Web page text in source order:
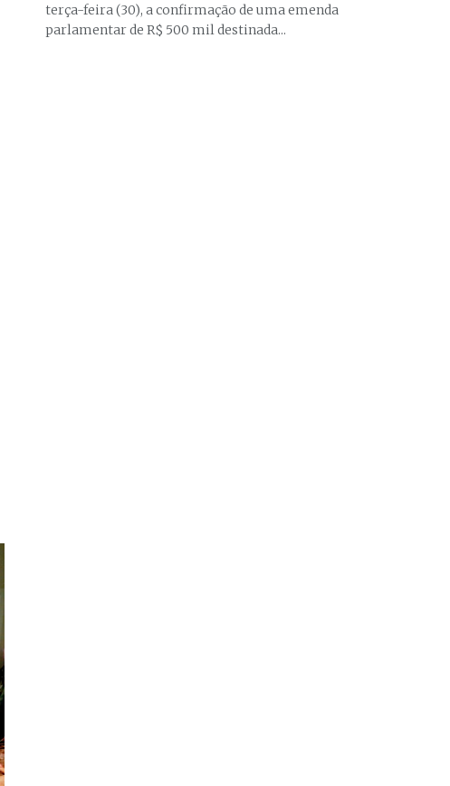
terça-feira (30), a confirmação de uma emenda
parlamentar de R$ 500 mil destinada...